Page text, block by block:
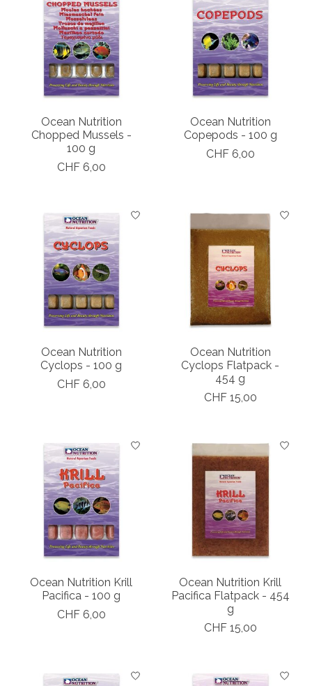
Ocean Nutrition
Chopped Mussels -
100 g
CHF 6,00
Ocean Nutrition
Copepods - 100 g
CHF 6,00
Ocean Nutrition
Cyclops - 100 g
CHF 6,00
Ocean Nutrition
Cyclops Flatpack -
454 g
CHF 15,00
Ocean Nutrition Krill
Pacifica - 100 g
CHF 6,00
Ocean Nutrition Krill
Pacifica Flatpack - 454
g
CHF 15,00